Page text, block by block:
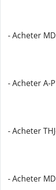
- Acheter
- Acheter A-
- Acheter
- Acheter